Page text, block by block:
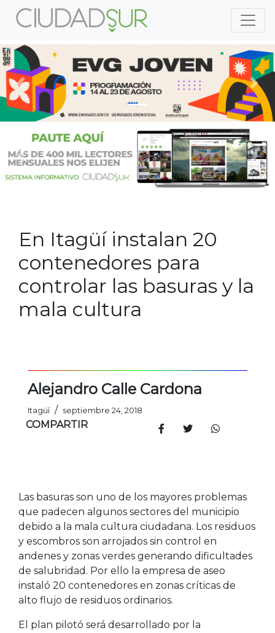
Previous
Previous
En Itagüí instalan 20
contenedores para
controlar las basuras y la
mala cultura
Alejandro Calle Cardona
Itagüí / septiembre 24, 2018
COMPARTIR
Las basuras son uno de los mayores problemas
que padecen algunos sectores del municipio
debido a la mala cultura ciudadana. Los residuos
y escombros son arrojados sin control en
andenes y zonas verdes generando dificultades
de salubridad. Por ello la empresa de aseo
instaló 20 contenedores en zonas críticas de
alto flujo de residuos ordinarios.
El plan pilotó será desarrollado por la